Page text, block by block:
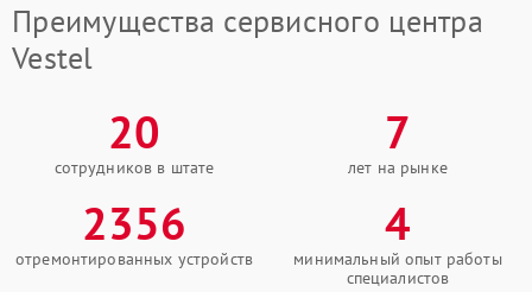
Преимущества сервисного центра
Vestel
20
сотрудников в штате
7
лет на рынке
2356
отремонтированных устройств
4
минимальный опыт работы
специалистов